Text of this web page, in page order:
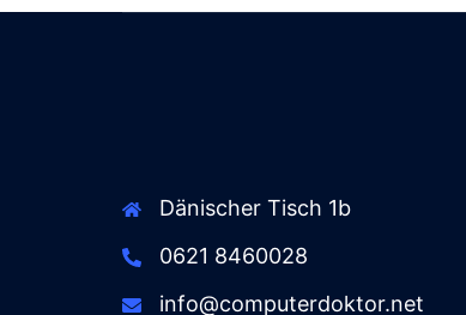
Dänischer Tisch 1b
0621 8460028
info@computerdoktor.net